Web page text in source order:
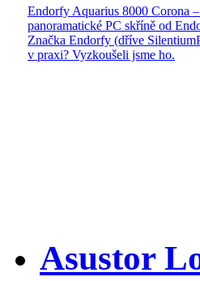
Endorfy Aquarius 8000 Corona
panoramatické PC skříně od
Značka Endorfy (dříve
v praxi? Vyzkoušeli jsme ho.
Asustor